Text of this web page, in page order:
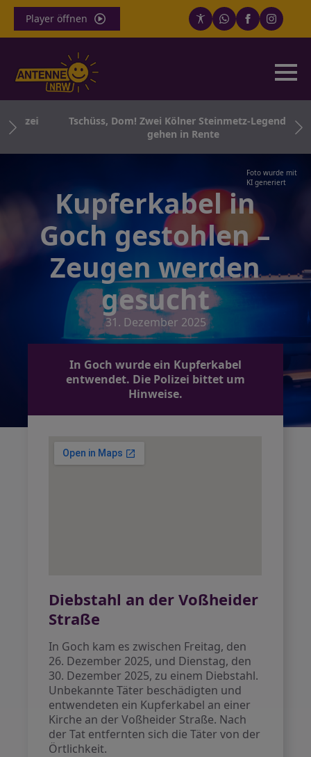
Player öffnen
Tschüss, Dom! Zwei Kölner Steinmetz-Legenden
gehen in Rente
Foto wurde mit
KI generiert
Kupferkabel in
Goch gestohlen –
Zeugen werden
gesucht
31. Dezember 2025
In Goch wurde ein Kupferkabel
entwendet. Die Polizei bittet um
Hinweise.
Diebstahl an der Voßheider
Straße
In Goch kam es zwischen Freitag, den
26. Dezember 2025, und Dienstag, den
30. Dezember 2025, zu einem Diebstahl.
Unbekannte Täter beschädigten und
entwendeten ein Kupferkabel an einer
Kirche an der Voßheider Straße. Nach
der Tat entfernten sich die Täter von der
Örtlichkeit.